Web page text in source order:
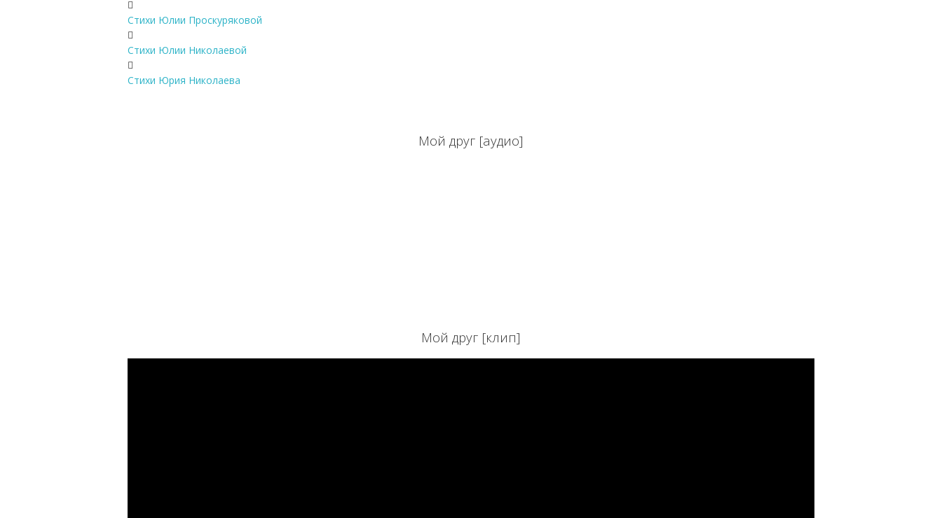
Стихи Юлии Проскуряковой
Стихи Юлии Николаевой
Стихи Юрия Николаева
Мой друг [аудио]
Мой друг [клип]